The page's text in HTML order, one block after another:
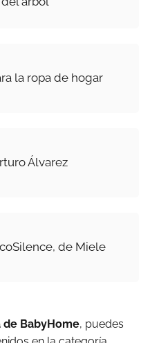
la ropa de hogar
Álvarez
de Miele
de BabyHome, puedes